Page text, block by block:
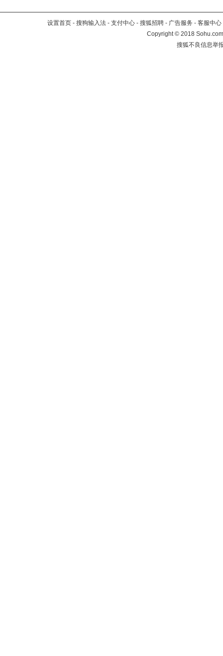
设置首页 - 搜狗输入法 - 支付中心 - 搜狐招聘 - 广告服务 - 客服中心
Copyright©2018
搜狐不良信息举